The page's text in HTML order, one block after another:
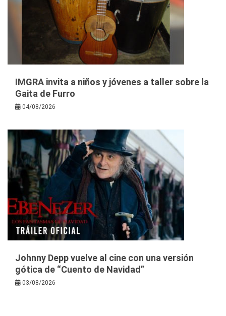
IMGRA invita a niños y jóvenes a taller sobre la
Gaita de Furro
04/08/2026
Johnny Depp vuelve al cine con una versión
gótica de “Cuento de Navidad”
03/08/2026